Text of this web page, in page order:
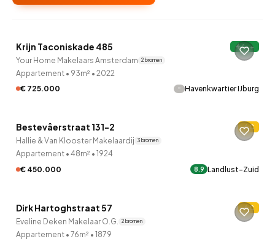
Krijn Taconiskade 485 A++
Your Home Makelaars Amsterdam 2 bronnen
Appartement • 93m² • 2022
€ 725.000
- Havenkwartier IJburg
Bestevâerstraat 131-2 C
Hallie & Van Klooster Makelaardij 3 bronnen
Appartement • 48m² • 1924
€ 450.000
8.9 Landlust-Zuid
Dirk Hartoghstraat 57 C
Eveline Deken Makelaar O.G. 2 bronnen
Appartement • 76m² • 1879